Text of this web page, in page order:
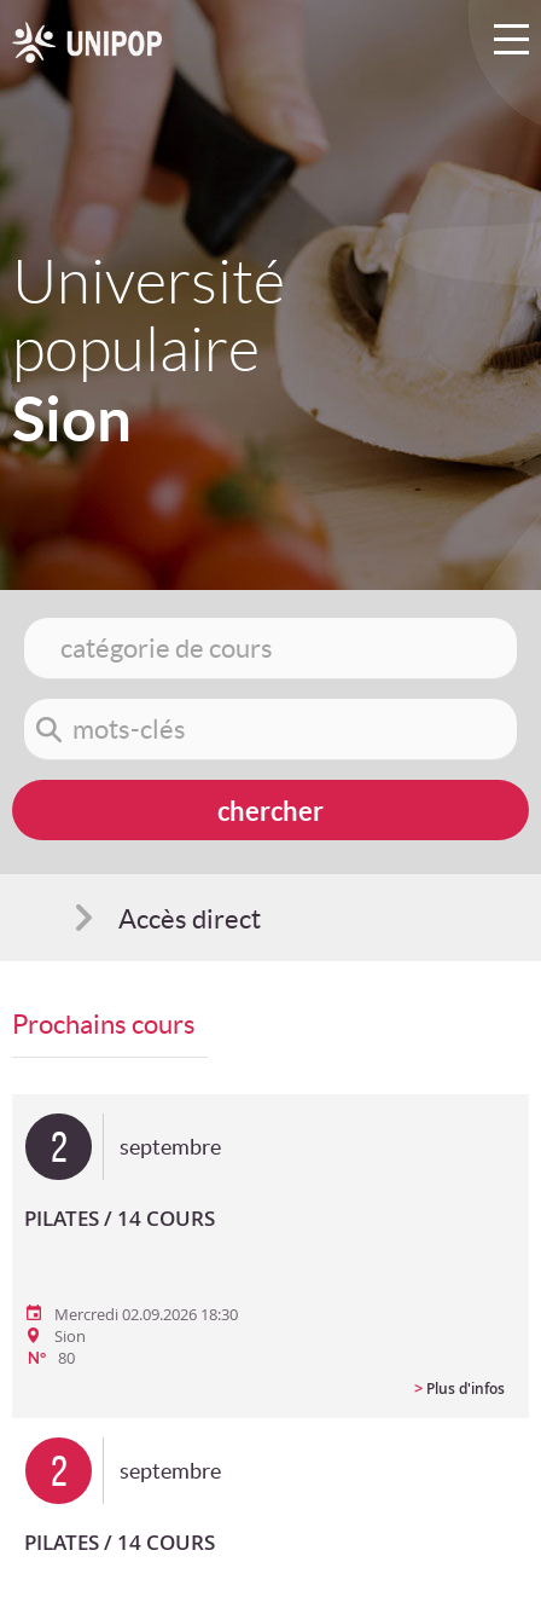
Université
populaire
Sion
Accès direct
Suggestions
Programme en PDF
Prochains cours
2 septembre
PILATES / 14 COURS
Mercredi 02.09.2026 18:30
Sion
N°
80
> Plus d'infos
2 septembre
PILATES / 14 COURS